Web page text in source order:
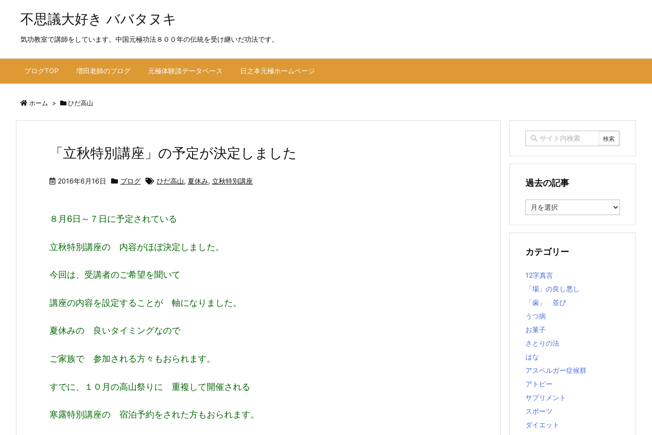
不思議大好き ババタヌキ
気功教室で講師をしています。中国元極功法８００年の伝統を受け継いだ功法です。
ブログTOP 増田老師のブログ 元極体験談データベース 日之本元極ホームページ
ホーム > ひだ高山
「立秋特別講座」の予定が決定しました
2016年6月16日 ブログ ひだ高山, 夏休み, 立秋特別講座
８月6日～７日に予定されている
立秋特別講座の 内容がほぼ決定しました。
今回は、受講者のご希望を聞いて
講座の内容を設定することが 軸になりました。
夏休みの 良いタイミングなので
ご家族で 参加される方々もおられます。
すでに、１０月の高山祭りに 重複して開催される
寒露特別講座の 宿泊予約をされた方もおられます。
過去の記事
去
記
カテゴリー
12字真言
「場」の良し悪し
「歯」 並び
うつ病
お菓子
さとりの法
はな
アスペルガー症候群
アトピー
サプリメント
スポーツ
ダイエット